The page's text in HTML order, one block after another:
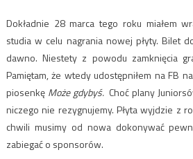
Dokładnie 28 marca tego roku miałem
studia w celu nagrania nowej płyty. Bilet
dawno. Niestety z powodu zamknięcia
Pamiętam, że wtedy udostępniłem na FB
piosenkę Może gdybyś. Choć plany
niczego nie rezygnujemy. Płyta wyjdzie z
chwili musimy od nowa dokonywać
zabiegać o sponsorów.